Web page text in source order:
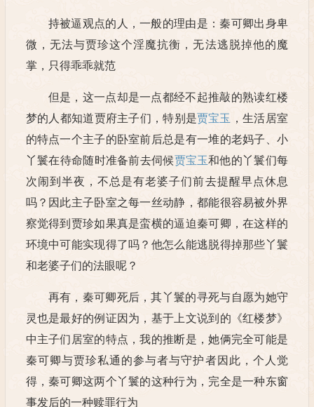
持被逼观点的人，一般的理由是：秦可卿出身卑
微，无法与贾珍这个淫魔抗衡，无法逃脱掉他的魔
掌，只得乖乖就范
但是，这一点却是一点都经不起推敲的熟读红楼
梦的人都知道贾府主子们，特别是贾宝玉 ，生活居室
的特点一个主子的卧室前后总是有一堆的老妈子、小
丫鬟在待命随时准备前去伺候贾宝玉和他的丫鬟们每
次闹到半夜，不总是有老婆子们前去提醒早点休息
吗？因此主子卧室之每一丝动静，都能很容易被外界
察觉得到贾珍如果真是蛮横的逼迫秦可卿，在这样的
环境中可能实现得了吗？他怎么能逃脱得掉那些丫鬟
和老婆子们的法眼呢？
再有，秦可卿死后，其丫鬟的寻死与自愿为她守
灵也是最好的例证因为，基于上文说到的《红楼梦》
中主子们居室的特点，我的推断是，她俩完全可能是
秦可卿与贾珍私通的参与者与守护者因此，个人觉
得，秦可卿这两个丫鬟的这种行为，完全是一种东窗
事发后的一种赎罪行为